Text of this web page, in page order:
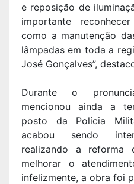
e reposição de
importante
como a manutenção
lâmpadas em toda a
José Gonçalves”,
Durante o
mencionou ainda a
posto da Polícia
acabou sendo
realizando a
melhorar o
infelizmente, a obra foi